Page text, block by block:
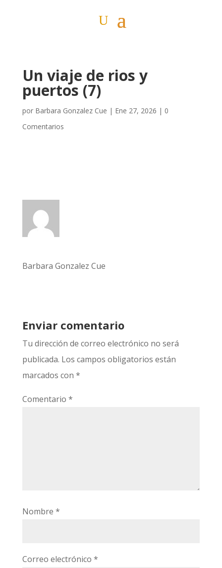
Un viaje de rios y
puertos (7)
por Barbara Gonzalez Cue | Ene 27, 2026 | 0
Comentarios
Barbara Gonzalez Cue
Enviar comentario
Tu dirección de correo electrónico no será
publicada. Los campos obligatorios están
marcados con *
Comentario *
Nombre *
Correo electrónico *